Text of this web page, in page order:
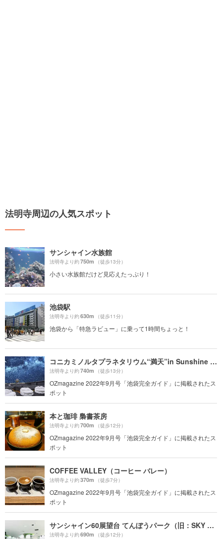
法明寺周辺の人気スポット
サンシャイン水族館
法明寺より約750m （徒歩13分）
小さい水族館だけど見応えたっぷり！
池袋駅
法明寺より約630m （徒歩11分）
池袋から「特急ラビュー」に乗って1時間ちょっと！
コニカミノルタプラネタリウム“満天”in Sunshine City
法明寺より約740m （徒歩13分）
OZmagazine 2022年9月号「池袋完全ガイド」に掲載されたス
ポット
本と珈琲 梟書茶房
法明寺より約700m （徒歩12分）
OZmagazine 2022年9月号「池袋完全ガイド」に掲載されたス
ポット
COFFEE VALLEY（コーヒー バレー）
法明寺より約370m （徒歩7分）
OZmagazine 2022年9月号「池袋完全ガイド」に掲載されたス
ポット
サンシャイン60展望台 てんぼうパーク（旧：SKY CIRCUS サンシャイン60展望台）
法明寺より約690m （徒歩12分）